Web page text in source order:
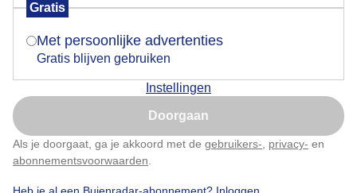
Gratis
Met persoonlijke advertenties
Gratis blijven gebruiken
Instellingen
Doorgaan
Als je doorgaat, ga je akkoord met de gebruikers- privacy- en
abonnementsvoorwaarden
Heb je al een Buienradar-abonnement? Inloggen
Door: Astrid Wiessner Hoog Gemaakt: 08-06-2026, 54x bekeken
Is goed, toon de popup
Nu niet, misschien later
Klik hierom dit aan te passen